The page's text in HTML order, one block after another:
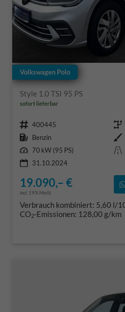
Volkswagen Polo
Style 1.0 TSI 95 PS
sofort lieferbar
Fahrzeugnr. 400445 Getriebe
Kraftstoff Benzin Außenfarbe
Leistung 70 kW (95 PS) Kilometerstand
31.10.2024
19.090,– €
incl. 19% MwSt.
Verbrauch kombiniert: 5,60 l/
CO2-Emissionen: 128,00 g/km